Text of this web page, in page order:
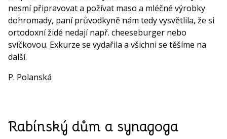
nesmí připravovat a požívat maso a mléčné výrobky
dohromady, paní průvodkyně nám tedy vysvětlila, že si
ortodoxní židé nedají např. cheeseburger nebo
svíčkovou. Exkurze se vydařila a všichni se těšíme na
další.
P. Polanská
Rabínský dům a synagoga